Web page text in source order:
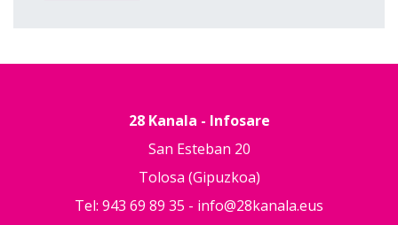
28 Kanala - Infosare
San Esteban 20
Tolosa (Gipuzkoa)
Tel: 943 69 89 35 - info@28kanala.eus